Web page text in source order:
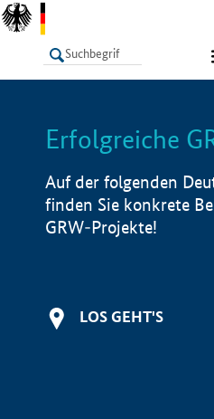
LISTE
Erfolgreiche
Auf der folgenden
finden Sie konkrete
GRW-Projekte!
LOS GEHT'S